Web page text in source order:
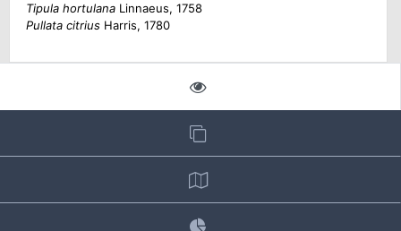
Tipula hortulanaLinnaeus, 1758
Pullata citriusHarris, 1780